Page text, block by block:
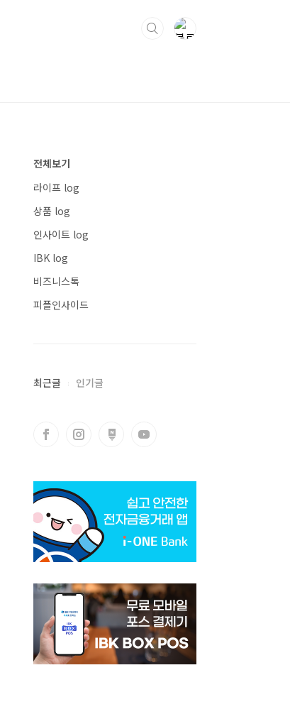
전체보기
라이프 log
상품 log
인사이트 log
IBK log
비즈니스톡
피플인사이드
최근글 인기글